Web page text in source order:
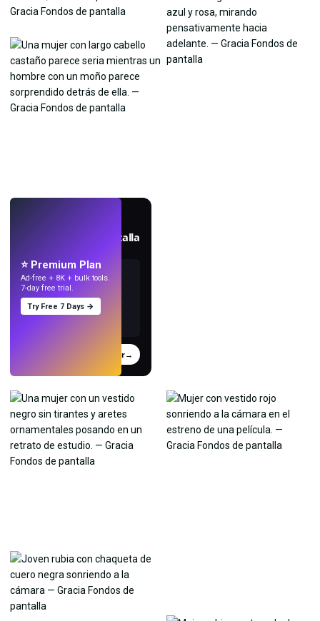
Crea fondos de pantalla
Probar→
⭐ Premium Plan
Ad-free + 8K + bulk tools.
7-day free trial.
Try Free 7 Days →